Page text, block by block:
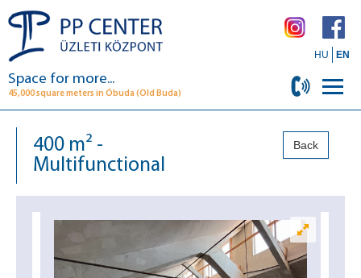
Space for more...
45,000 square meters in Óbuda (Old Buda)
HU EN
400 m² -
Multifunctional
Back